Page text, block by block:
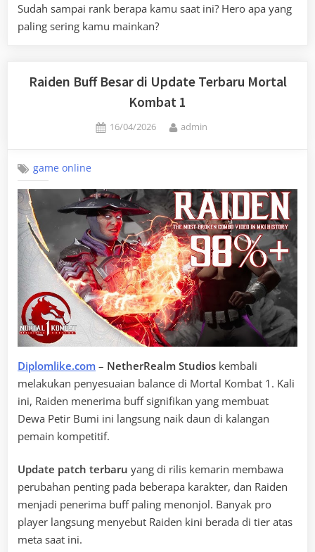
Sudah sampai rank berapa kamu saat ini? Hero apa yang
paling sering kamu mainkan?
Raiden Buff Besar di Update Terbaru Mortal
Kombat 1
Posted
16/04/2026 By
admin
game online
Diplomlike.com – NetherRealm Studios kembali
melakukan penyesuaian balance di Mortal Kombat 1. Kali
ini, Raiden menerima buff signifikan yang membuat
Dewa Petir Bumi ini langsung naik daun di kalangan
pemain kompetitif.
Update patch terbaru yang di rilis kemarin membawa
perubahan penting pada beberapa karakter, dan Raiden
menjadi penerima buff paling menonjol. Banyak pro
player langsung menyebut Raiden kini berada di tier atas
meta saat ini.